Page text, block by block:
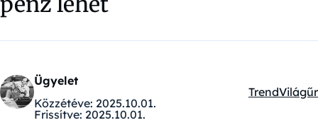
Ügyelet
Közzétéve: 2025.10.01.
Frissítve: 2025.10.01.
Kategóriák:
TrendVilágűr